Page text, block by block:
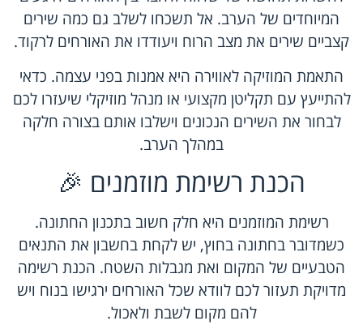
המיוחדים של הערב. אל תשכחו לשלב גם כמה שירים
קצביים שירים את מצב הרוח ויעודדו את האורחים לרקוד.
התאמת המוזיקה לאווירה היא אמנות בפני עצמה. כדאי
להתייעץ עם תקליטן מקצועי או מנהל מוזיקלי שיעזרו לכם
לבחור את השירים הנכונים וישלבו אותם בצורה חלקה
במהלך הערב.
הכנת רשימת מוזמנים 🎉
רשימת המוזמנים היא חלק חשוב בתכנון החתונה.
כשמדובר בחתונה בחוץ, יש לקחת בחשבון את התנאים
הטבעיים של המקום ואת מגבלות השטח. הכנת רשימה
מדויקת תעזור לכם לוודא שכל האורחים ירגישו בנוח ויש
להם מקום לשבת ולאכול.